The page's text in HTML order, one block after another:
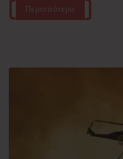
Περισσότερα